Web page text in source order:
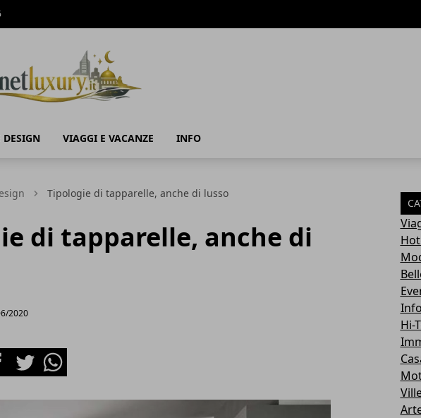
DESIGN VIAGGI E VACANZE INFO
Tipologie di tapparelle, anche di lusso
di tapparelle, anche di
2020
TwitterWhatsapp
Info
Hi-